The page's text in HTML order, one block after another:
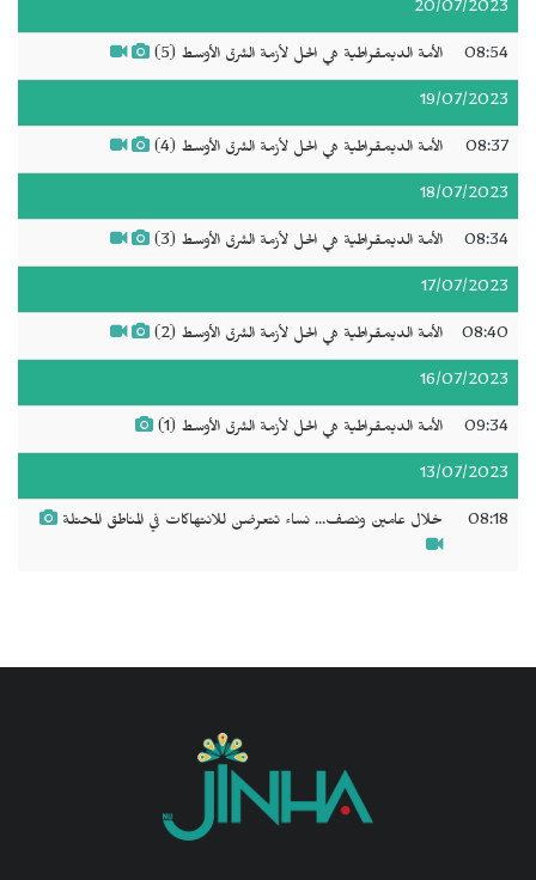
20/07/2023
08:54 الأمة الديمقراطية هي الحل لأزمة الشرق الأوسط (5)
19/07/2023
08:37 الأمة الديمقراطية هي الحل لأزمة الشرق الأوسط (4)
18/07/2023
08:34 الأمة الديمقراطية هي الحل لأزمة الشرق الأوسط (3)
17/07/2023
08:40 الأمة الديمقراطية هي الحل لأزمة الشرق الأوسط (2)
16/07/2023
09:34 الأمة الديمقراطية هي الحل لأزمة الشرق الأوسط (1)
13/07/2023
08:18 خلال عامين ونصف... نساء تتعرضن للانتهاكات في المناطق المحتلة